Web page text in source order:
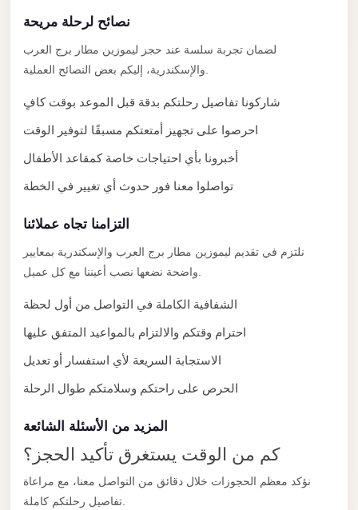
نصائح لرحلة مريحة
لضمان تجربة سلسة عند حجز ليموزين مطار برج العرب
شاركونا تفاصيل رحلتكم بدقة قبل الموعد بوقت كافٍ
احرصوا على تجهيز أمتعتكم مسبقًا لتوفير الوقت
أخبرونا بأي احتياجات خاصة كمقاعد الأطفال
تواصلوا معنا فور حدوث أي تغيير في الخطة
التزامنا تجاه عملائنا
نلتزم في تقديم ليموزين مطار برج العرب والإسكندرية بمعايير
الشفافية الكاملة في التواصل من أول لحظة
احترام وقتكم والالتزام بالمواعيد المتفق عليها
الاستجابة السريعة لأي استفسار أو تعديل
الحرص على راحتكم وسلامتكم طوال الرحلة
المزيد من الأسئلة الشائعة
كم من الوقت يستغرق تأكيد الحجز؟
نؤكد معظم الحجوزات خلال دقائق من التواصل معنا، مع مراعاة
Sheikh
Limousine
Saint
Catherine
Transfer
Catherine
Pyramids
with
Driver
Limousine
Service
Alexandria
Cairo